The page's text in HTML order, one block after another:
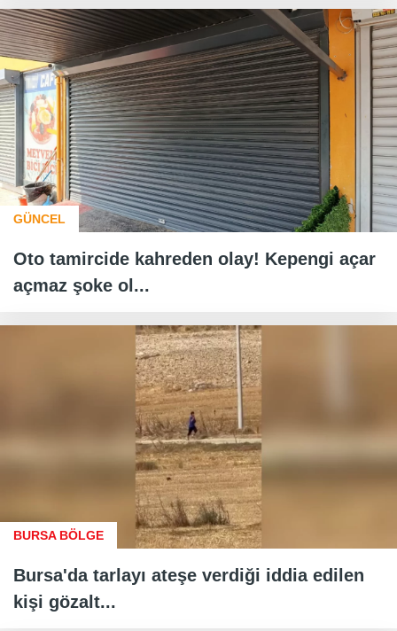
GÜNCEL
Oto tamircide kahreden olay! Kepengi açar
açmaz şoke ol...
BURSA BÖLGE
Bursa'da tarlayı ateşe verdiği iddia edilen
kişi gözalt...